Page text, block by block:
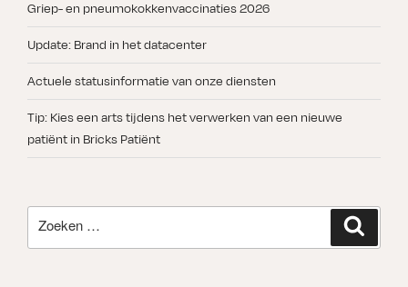
Griep- en pneumokokkenvaccinaties 2026
Update: Brand in het datacenter
Actuele statusinformatie van onze diensten
Tip: Kies een arts tijdens het verwerken van een nieuwe
patiënt in Bricks Patiënt